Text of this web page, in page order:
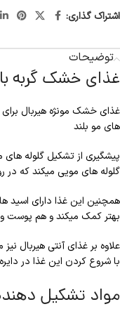
اشتراک گذاری:
توضیحات
غذای خشک گربه
غذای خشک مونژه هیربال
های مو بلند
پیشگیری از تشکیل گلوله
گلوله های مویی میکند که در
بهتر کمک میکند و هم پوست
علاوه بر غذای آنتی هیربال
با شروع کردن این غذا در
مواد تشکیل